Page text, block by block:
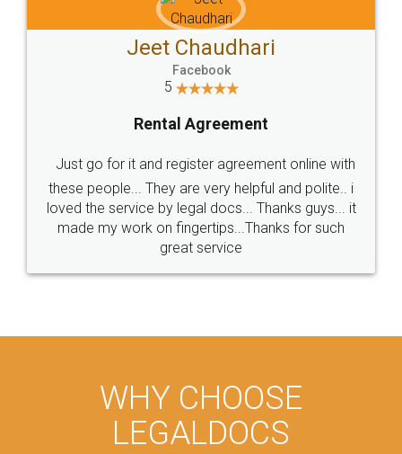
Jeet Chaudhari
Facebook
5
Rental Agreement
Just go for it and register agreement online with
these people... They are very helpful and polite.. i
loved the service by legal docs... Thanks guys... it
made my work on fingertips...Thanks for such
great service
WHY CHOOSE
LEGALDOCS